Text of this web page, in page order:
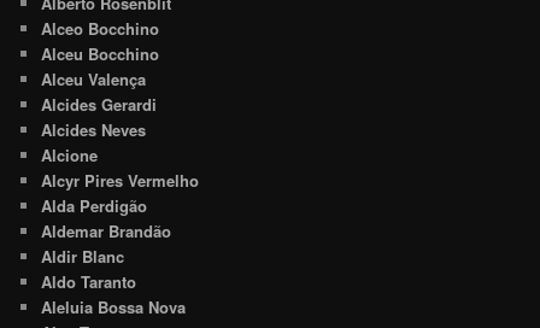
Alceo Bocchino
Alceu Bocchino
Alceu Valença
Alcides Gerardi
Alcides Neves
Alcione
Alcyr Pires Vermelho
Alda Perdigão
Aldemar Brandão
Aldir Blanc
Aldo Taranto
Aleluia Bossa Nova